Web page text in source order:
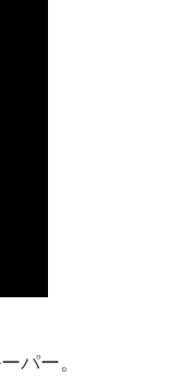
パー。